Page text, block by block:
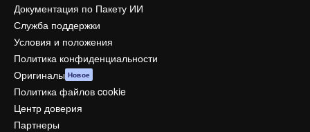
Документация по Пакету ИИ
Служба поддержки
Условия и положения
Политика конфиденциальности
Оригиналы Новое
Политика файлов cookie
Центр доверия
Партнеры